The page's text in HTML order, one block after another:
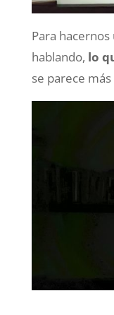
Para
hablando, lo
se parece